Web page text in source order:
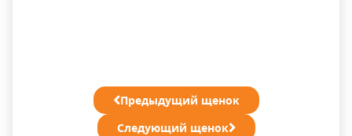
Предыдущий щенок
Следующий щенок